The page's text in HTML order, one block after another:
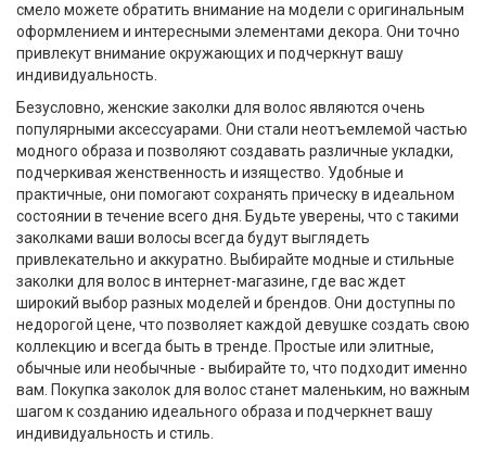
смело можете обратить внимание на модели с оригинальным
оформлением и интересными элементами декора. Они точно
привлекут внимание окружающих и подчеркнут вашу
индивидуальность.
Безусловно, женские заколки для волос являются очень
популярными аксессуарами. Они стали неотъемлемой частью
модного образа и позволяют создавать различные укладки,
подчеркивая женственность и изящество. Удобные и
практичные, они помогают сохранять прическу в идеальном
состоянии в течение всего дня. Будьте уверены, что с такими
заколками ваши волосы всегда будут выглядеть
привлекательно и аккуратно. Выбирайте модные и стильные
заколки для волос в интернет-магазине, где вас ждет
широкий выбор разных моделей и брендов. Они доступны по
недорогой цене, что позволяет каждой девушке создать свою
коллекцию и всегда быть в тренде. Простые или элитные,
обычные или необычные - выбирайте то, что подходит именно
вам. Покупка заколок для волос станет маленьким, но важным
шагом к созданию идеального образа и подчеркнет вашу
индивидуальность и стиль.